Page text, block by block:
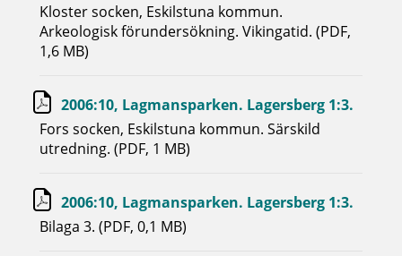
Kloster socken, Eskilstuna kommun.
Arkeologisk förundersökning. Vikingatid. (PDF,
1,6 MB)
2006:10, Lagmansparken. Lagersberg 1:3.
Fors socken, Eskilstuna kommun. Särskild
utredning. (PDF, 1 MB)
2006:10, Lagmansparken. Lagersberg 1:3.
Bilaga 3. (PDF, 0,1 MB)